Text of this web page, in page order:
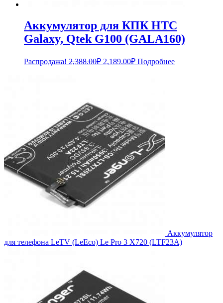
Аккумулятор для КПК HTC
Galaxy, Qtek G100 (GALA160)
Распродажа! 2,388.00₽ Первоначальная
2,189.00₽Текущая
цена:
Подробнее
Аккумулятор
для телефона LeTV (LeEco) Le Pro 3 X720 (LTF23A)